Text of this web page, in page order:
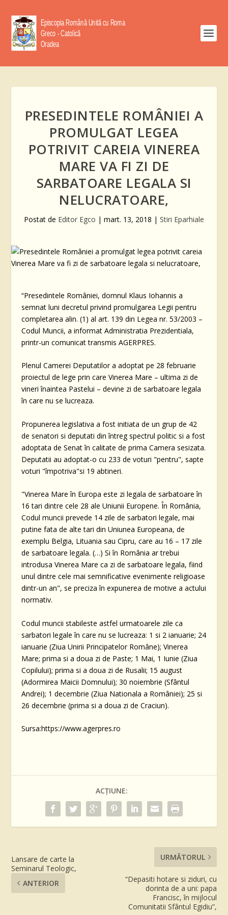
PRESEDINTELE ROMÂNIEI A
PROMULGAT LEGEA
POTRIVIT CAREIA VINEREA
MARE VA FI ZI DE
SARBATOARE LEGALA SI
NELUCRATOARE,
Postat de Editor Egco | mart. 13, 2018 | Stiri Eparhiale
“Presedintele României, domnul Klaus Iohannis a
semnat luni decretul privind promulgarea Legii pentru
completarea alin. (1) al art. 139 din Legea nr. 53/2003 –
Codul Muncii, a informat Administratia Prezidentiala,
printr-un comunicat transmis AGERPRES.
Plenul Camerei Deputatilor a adoptat pe 28 februarie
proiectul de lege prin care Vinerea Mare – ultima zi de
vineri înaintea Pastelui – devine zi de sarbatoare legala
în care nu se lucreaza.
Propunerea legislativa a fost initiata de un grup de 42
de senatori si deputati din întreg spectrul politic si a fost
adoptata de Senat în calitate de prima Camera sesizata.
Deputatii au adoptat-o cu 233 de voturi "pentru", sapte
voturi "împotriva"si 19 abtineri.
"Vinerea Mare în Europa este zi legala de sarbatoare în
16 tari dintre cele 28 ale Uniunii Europene. În România,
Codul muncii prevede 14 zile de sarbatori legale, mai
putine fata de alte tari din Uniunea Europeana, de
exemplu Belgia, Lituania sau Cipru, care au 16 – 17 zile
de sarbatoare legala. (…) Si în România ar trebui
introdusa Vinerea Mare ca zi de sarbatoare legala, fiind
unul dintre cele mai semnificative evenimente religioase
dintr-un an", se preciza în expunerea de motive a actului
normativ.
Codul muncii stabileste astfel urmatoarele zile ca
sarbatori legale în care nu se lucreaza: 1 si 2 ianuarie; 24
ianuarie (Ziua Unirii Principatelor Române); Vinerea
Mare; prima si a doua zi de Paste; 1 Mai, 1 Iunie (Ziua
Copilului); prima si a doua zi de Rusalii; 15 august
(Adormirea Maicii Domnului); 30 noiembrie (Sfântul
Andrei); 1 decembrie (Ziua Nationala a României); 25 si
26 decembrie (prima si a doua zi de Craciun).
Sursa:https://www.agerpres.ro
ACȚIUNE:
Lansare de carte la
Seminarul Teologic,
ANTERIOR
URMĂTORUL
“Depasiti hotare si ziduri, cu
dorinta de a uni: papa
Francisc, în mijlocul
Comunitatii Sfântul Egidiu”,